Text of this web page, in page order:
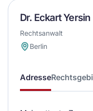
Dr. Eckart Yersin
Rechtsanwalt
Berlin
Adresse